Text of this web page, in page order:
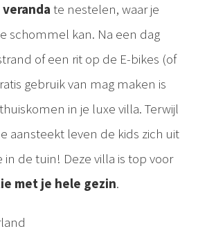
veranda te nestelen, waar je
schommel kan. Na een dag
of een rit op de E-bikes (of
gebruik van mag maken is
in je luxe villa. Terwijl
aansteekt leven de kids zich uit
de tuin! Deze villa is top voor
met je hele gezin.